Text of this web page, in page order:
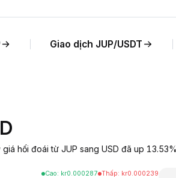
Giao dịch JUP/USDT
hối đoái từ JUP sang USD đã up
Cao: kr0.000287 Thấp: kr0.000239